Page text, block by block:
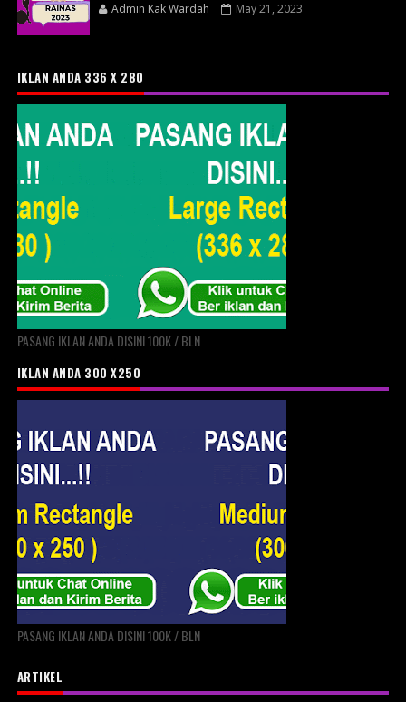
Admin Kak Wardah May 21, 2023
IKLAN ANDA 336 X 280
PASANG IKLAN ANDA DISINI 100K / BLN
IKLAN ANDA 300 X250
PASANG IKLAN ANDA DISINI 100K / BLN
ARTIKEL